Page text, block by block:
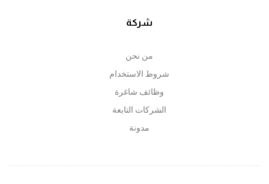
شركة
من نحن
شروط الاستخدام
وظائف شاغرة
الشركات التابعة
مدونة